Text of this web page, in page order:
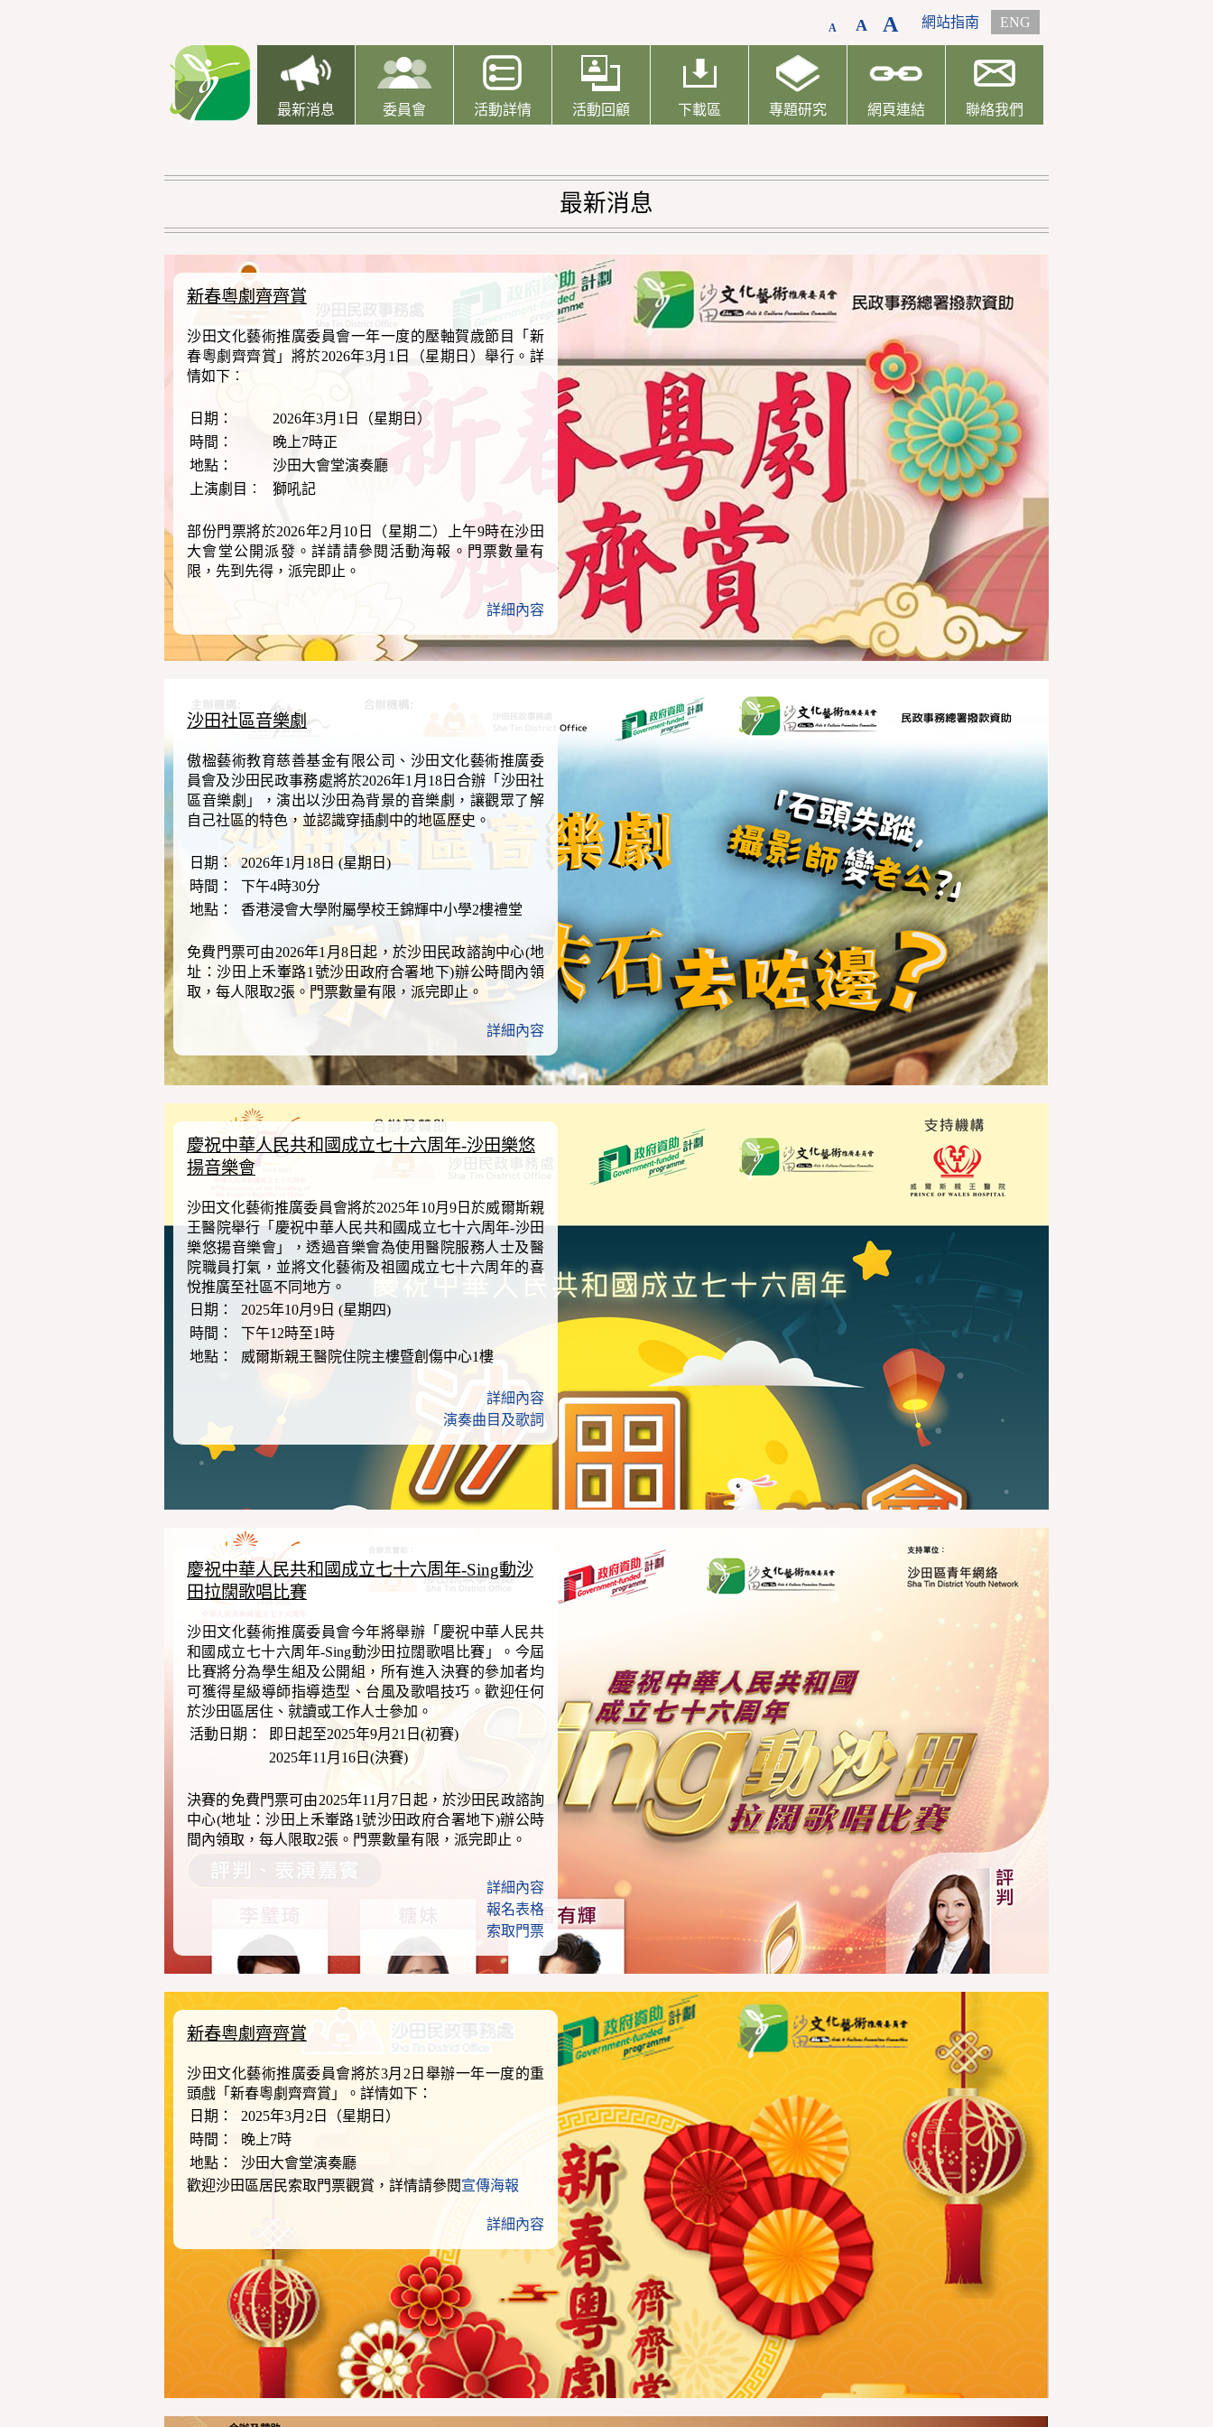
A A A 網站指南 ENG
最新消息 委員會 活動詳情 活動回顧 下載區 專題研究 網頁連結 聯絡我們
最新消息
新春粵劇齊齊賞
沙田文化藝術推廣委員會一年一度的壓軸賀歳節目「新
春粵劇齊齊賞」將於2026年3月1日（星期日）舉行。詳
情如下︰
日期：
2026年3月1日（星期日）
時間：
晚上7時正
地點：
沙田大會堂演奏廳
上演劇目︰
獅吼記
部份門票將於2026年2月10日（星期二）上午9時在沙田
大會堂公開派發。詳請請參閱活動海報。門票數量有
限，先到先得，派完即止。
詳細內容
沙田社區音樂劇
傲楹藝術教育慈善基金有限公司、沙田文化藝術推廣委
員會及沙田民政事務處將於2026年1月18日合辦「沙田社
區音樂劇」，演出以沙田為背景的音樂劇，讓觀眾了解
自己社區的特色，並認識穿插劇中的地區歷史。
日期：
2026年1月18日 (星期日)
時間：
下午4時30分
地點：
香港浸會大學附屬學校王錦輝中小學2樓禮堂
免費門票可由2026年1月8日起，於沙田民政諮詢中心(地
址：沙田上禾輋路1號沙田政府合署地下)辦公時間內領
取，每人限取2張。門票數量有限，派完即止。
詳細內容
慶祝中華人民共和國成立七十六周年-沙田樂悠
揚音樂會
沙田文化藝術推廣委員會將於2025年10月9日於威爾斯親
王醫院舉行「慶祝中華人民共和國成立七十六周年-沙田
樂悠揚音樂會」，透過音樂會為使用醫院服務人士及醫
院職員打氣，並將文化藝術及祖國成立七十六周年的喜
悅推廣至社區不同地方。
日期：
2025年10月9日 (星期四)
時間：
下午12時至1時
地點：
威爾斯親王醫院住院主樓暨創傷中心1樓
詳細內容
演奏曲目及歌詞
慶祝中華人民共和國成立七十六周年-Sing動沙
田拉闊歌唱比賽
沙田文化藝術推廣委員會今年將舉辦「慶祝中華人民共
和國成立七十六周年-Sing動沙田拉闊歌唱比賽」。今屆
比賽將分為學生組及公開組，所有進入決賽的參加者均
可獲得星級導師指導造型、台風及歌唱技巧。歡迎任何
於沙田區居住、就讀或工作人士參加。
活動日期：
即日起至2025年9月21日(初賽)
2025年11月16日(決賽)
決賽的免費門票可由2025年11月7日起，於沙田民政諮詢
中心(地址：沙田上禾輋路1號沙田政府合署地下)辦公時
間內領取，每人限取2張。門票數量有限，派完即止。
詳細內容
報名表格
索取門票
新春粵劇齊齊賞
沙田文化藝術推廣委員會將於3月2日舉辦一年一度的重
頭戲「新春粵劇齊齊賞」。詳情如下：
日期：
2025年3月2日（星期日）
時間：
晚上7時
地點：
沙田大會堂演奏廳
歡迎沙田區居民索取門票觀賞，詳情請參閱宣傳海報
詳細內容